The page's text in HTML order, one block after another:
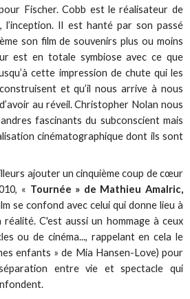
Fischer. Cobb est le réalisateur de
l’inception. Il est hanté par son passé
son film de souvenirs plus ou moins
est en totale symbiose avec ce que
cette impression de chute qui les
et qu’il nous arrive à nous
au réveil. Christopher Nolan nous
fascinants du subconscient mais
cinématographique dont ils sont
ajouter un cinquième coup de cœur
« Tournée » de Mathieu Amalric,
se confond avec celui qui donne lieu à
C'est aussi un hommage à ceux
ou de cinéma..., rappelant en cela le
enfants » de Mia Hansen-Love) pour
entre vie et spectacle qui